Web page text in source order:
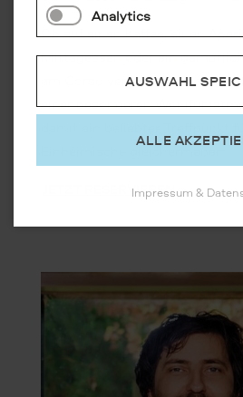
Ob auf einen Kaffee, einen
Mittagessen oder ein
am Corso verbindet
einer besonderen
Einheimische gleichermaßen.
JETZT RESERVIEREN
Analytics
AUSWAHL
ALLE
Impressum &